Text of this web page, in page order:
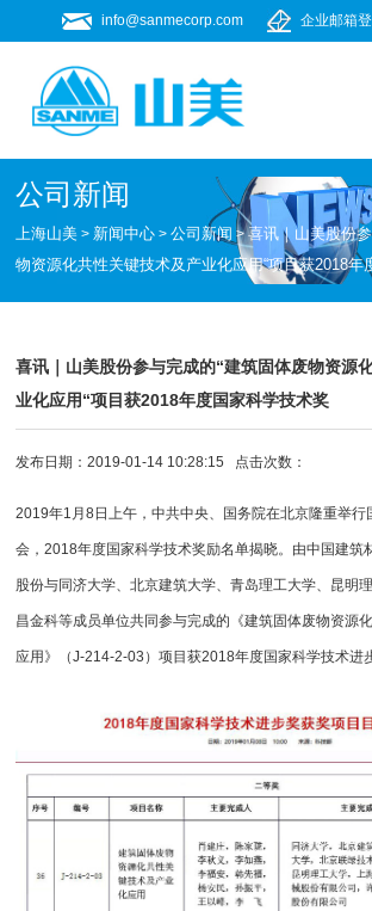
企业邮箱
info@sanmecorp.com
公司新闻
上海山美 > 新闻中心 >公司新闻 >喜讯｜山美股份
物资源化共性关键技术及产业化应用“项目获2018年
喜讯｜山美股份参与完成的“建筑固体废物资源
业化应用“项目获2018年度国家科学技术奖
发布日期：2019-01-14 10:28:15 点击次数：
2019年1月8日上午，中共中央、国务院在北京隆重举行
会，2018年度国家科学技术奖励名单揭晓。由中国建筑
股份与同济大学、北京建筑大学、青岛理工大学、昆明
昌金科等成员单位共同参与完成的《建筑固体废物资源
应用》（J-214-2-03）项目获2018年度国家科学技术进